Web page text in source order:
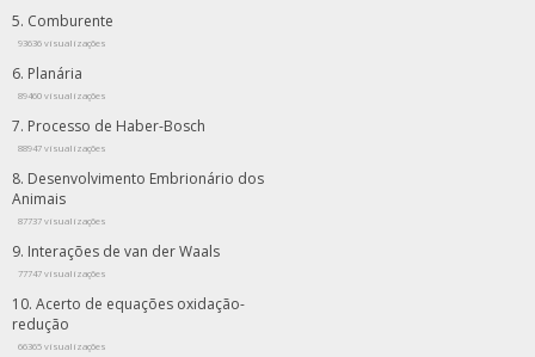
Comburente
93636 visualizações
Planária
89460 visualizações
Processo de Haber-Bosch
88947 visualizações
Desenvolvimento Embrionário dos
Animais
87737 visualizações
Interações de van der Waals
77747 visualizações
Acerto de equações oxidação-
redução
66365 visualizações